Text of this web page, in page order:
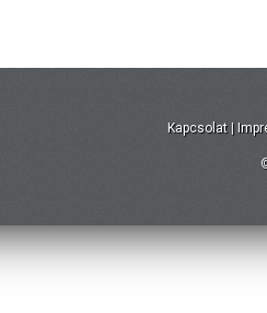
Kapcsolat |